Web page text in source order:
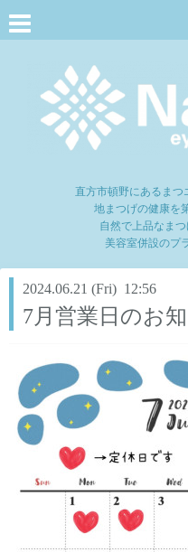
直方市頓野にあるまつ
地まつげの健康を
自然で上品なまつ
美容室併設のプ
2024.06.21 (Fri) 12:56
7月営業日のお